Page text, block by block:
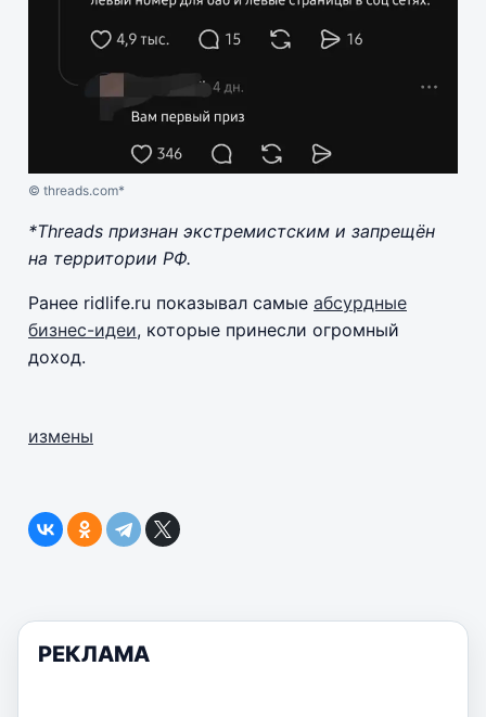
© threads.com*
*Threads признан экстремистским и запрещён
на территории РФ.
Ранее ridlife.ru показывал самые абсурдные
бизнес-идеи, которые принесли огромный
доход.
измены
РЕКЛАМА